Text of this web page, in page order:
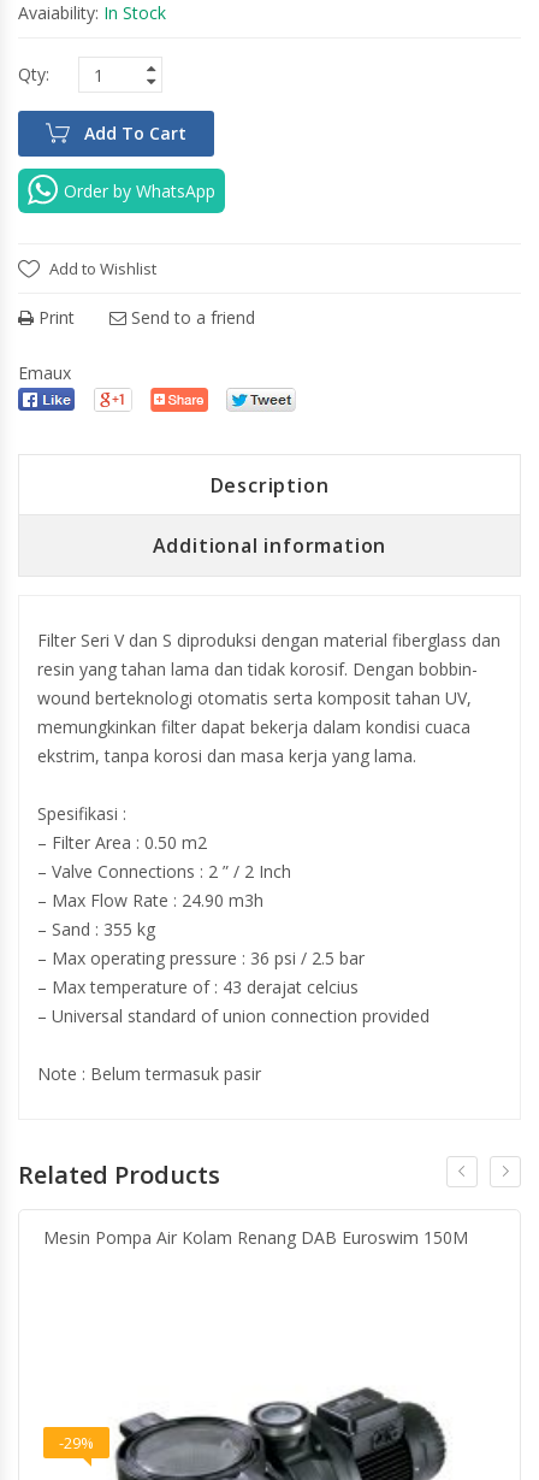
Avaiability: In Stock
Add To Cart
Order by WhatsApp
Add to Wishlist
Print Send to a friend
Emaux
Description
Additional information
Filter Seri V dan S diproduksi dengan material fiberglass dan
resin yang tahan lama dan tidak korosif. Dengan bobbin-
wound berteknologi otomatis serta komposit tahan UV,
memungkinkan filter dapat bekerja dalam kondisi cuaca
ekstrim, tanpa korosi dan masa kerja yang lama.
Spesifikasi :
– Filter Area : 0.50 m2
– Valve Connections : 2 ” / 2 Inch
– Max Flow Rate : 24.90 m3h
– Sand : 355 kg
– Max operating pressure : 36 psi / 2.5 bar
– Max temperature of : 43 derajat celcius
– Universal standard of union connection provided
Note : Belum termasuk pasir
Related Products
Mesin Pompa Air Kolam Renang DAB Euroswim 150M
-29%